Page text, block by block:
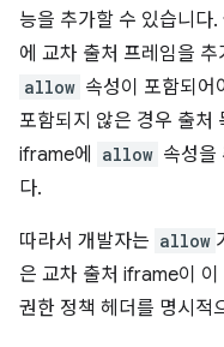
능을 추가할 수 있습니다
에 교차 출처 프레임을
allow 속성이 포함되어
포함되지 않은 경우 출처
iframe에
allow 속성을
다.
따라서 개발자는 allow
은 교차 출처 iframe이 이
권한 정책 헤더를 명시적